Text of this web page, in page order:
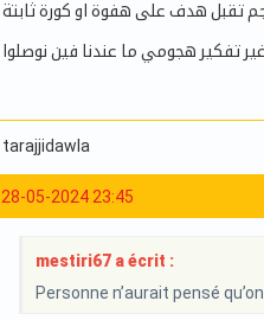
تقبل هدف على هفوة او كورة ثابتة
تفكير هجومي ما عندنا فين نوصلوا
tarajjidawla
28-05-2024 23:45
mestiri67 a écrit :
Personne n’aurait pensé